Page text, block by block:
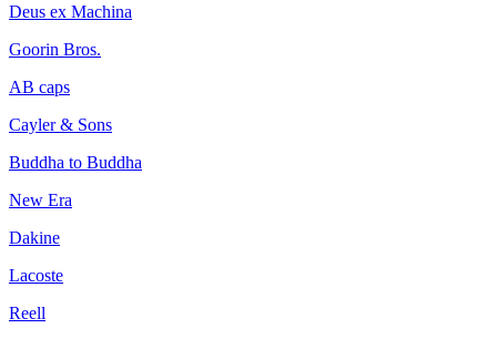
Deus ex Machina
Goorin Bros.
AB caps
Cayler & Sons
Buddha to Buddha
New Era
Dakine
Lacoste
Reell